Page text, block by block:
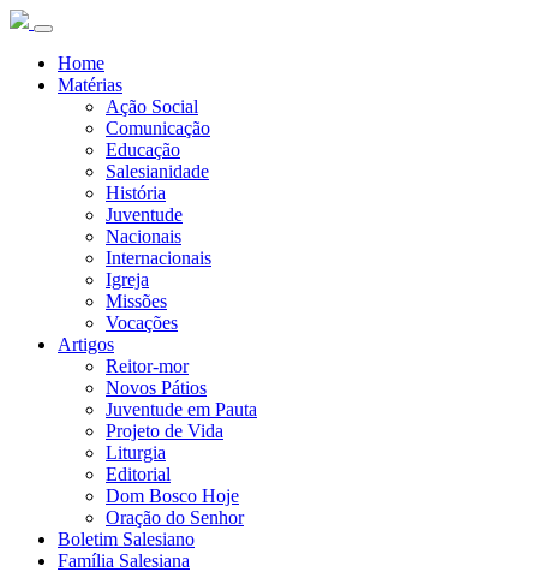
Home
Matérias
Ação Social
Comunicação
Educação
Salesianidade
História
Juventude
Nacionais
Internacionais
Igreja
Missões
Vocações
Artigos
Reitor-mor
Novos Pátios
Juventude em Pauta
Projeto de Vida
Liturgia
Editorial
Dom Bosco Hoje
Oração do Senhor
Boletim Salesiano
Família Salesiana